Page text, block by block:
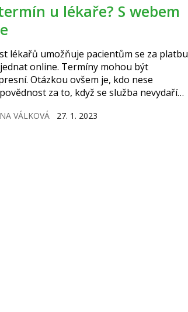
lékařů umožňuje pacientům se za platbu
online. Termíny mohou být
Otázkou ovšem je, kdo nese
za to, když se služba nevydaří
provize, to nejspíš nebude.
VÁLKOVÁ 27. 1. 2023